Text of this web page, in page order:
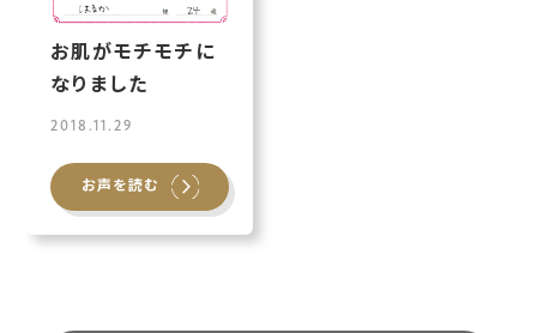
お肌がモチモチに
なりました
2018.11.29
お声を読む